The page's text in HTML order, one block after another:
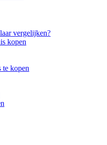
vergelijken?
kopen
te kopen